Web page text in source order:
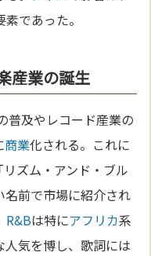
であった。
産業の誕生
普及やレコード産業の
商業化される。これに
リズム・アンド・ブル
名前で市場に紹介され
R&Bは特にアフリカ系
気を博し、歌詞には